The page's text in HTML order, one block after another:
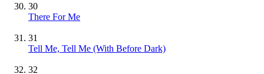
30
There For Me
31
Tell Me, Tell Me (With Before Dark)
32